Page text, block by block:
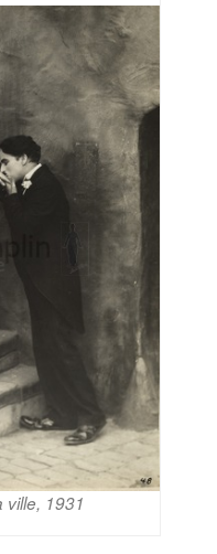
ville, 1931